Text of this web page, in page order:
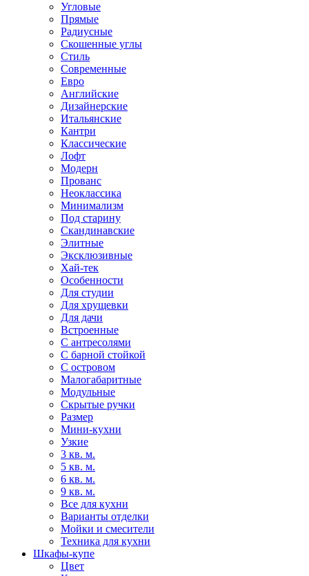
Угловые
Прямые
Радиусные
Скошенные углы
Стиль
Современные
Евро
Английские
Дизайнерские
Итальянские
Кантри
Классические
Лофт
Модерн
Прованс
Неоклассика
Минимализм
Под старину
Скандинавские
Элитные
Эксклюзивные
Хай-тек
Особенности
Для студии
Для хрущевки
Для дачи
Встроенные
С антресолями
С барной стойкой
С островом
Малогабаритные
Модульные
Скрытые ручки
Размер
Мини-кухни
Узкие
3 кв. м.
5 кв. м.
6 кв. м.
9 кв. м.
Все для кухни
Варианты отделки
Мойки и смесители
Техника для кухни
Шкафы-купе
Цвет